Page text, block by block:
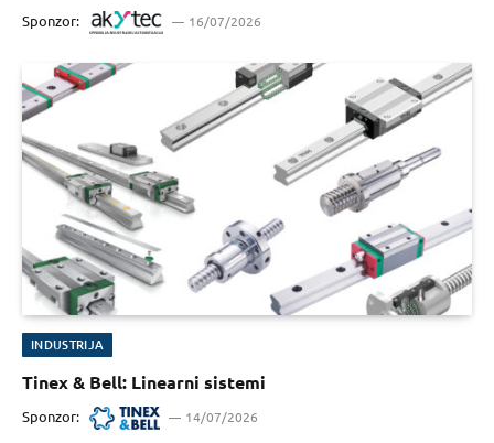
Sponzor: 16/07/2026
INDUSTRIJA
Tinex & Bell: Linearni sistemi
Sponzor: 14/07/2026